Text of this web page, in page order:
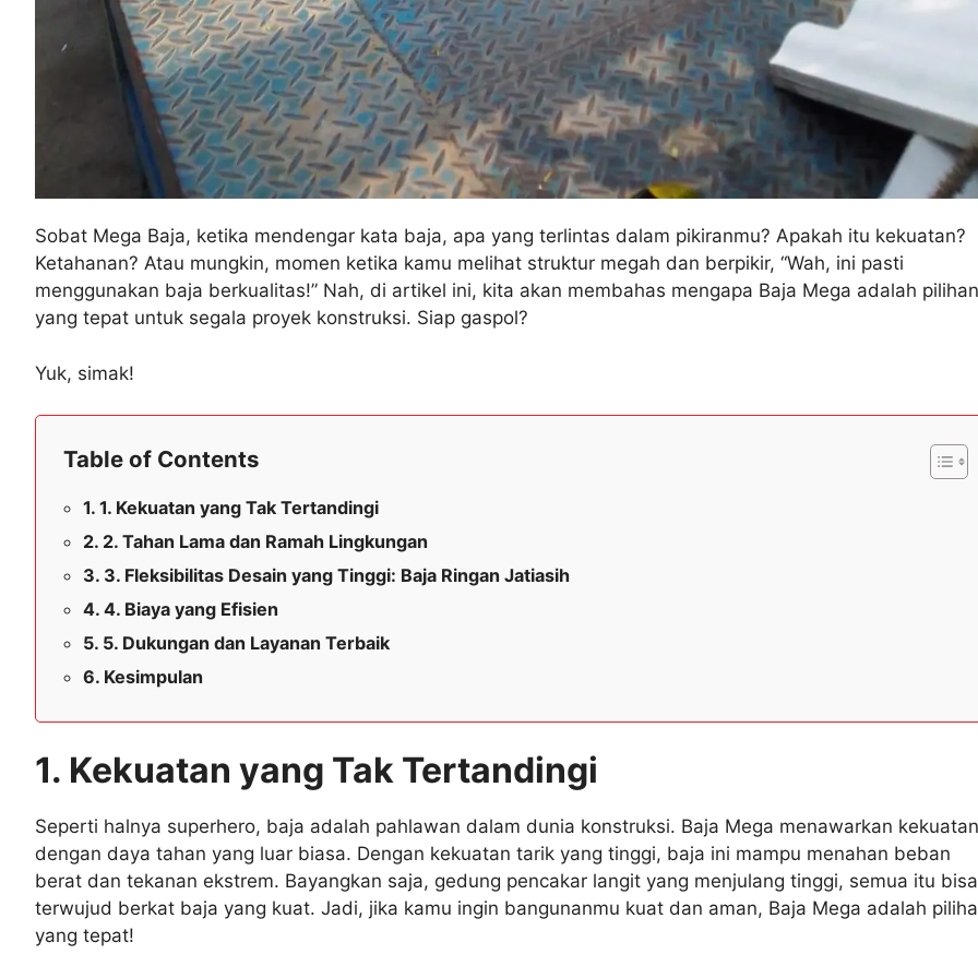
Sobat Mega Baja, ketika mendengar kata baja, apa yang terlintas dalam pikiranmu? Apakah itu kekuatan?
Ketahanan? Atau mungkin, momen ketika kamu melihat struktur megah dan berpikir, “Wah, ini pasti
menggunakan baja berkualitas!” Nah, di artikel ini, kita akan membahas mengapa Baja Mega adalah pilihan
yang tepat untuk segala proyek konstruksi. Siap gaspol?
Yuk, simak!
Table of Contents
1. Kekuatan yang Tak Tertandingi
2. Tahan Lama dan Ramah Lingkungan
3. Fleksibilitas Desain yang Tinggi: Baja Ringan Jatiasih
4. Biaya yang Efisien
5. Dukungan dan Layanan Terbaik
Kesimpulan
1. Kekuatan yang Tak Tertandingi
Seperti halnya superhero, baja adalah pahlawan dalam dunia konstruksi. Baja Mega menawarkan kekuatan
dengan daya tahan yang luar biasa. Dengan kekuatan tarik yang tinggi, baja ini mampu menahan beban
berat dan tekanan ekstrem. Bayangkan saja, gedung pencakar langit yang menjulang tinggi, semua itu bisa
terwujud berkat baja yang kuat. Jadi, jika kamu ingin bangunanmu kuat dan aman, Baja Mega adalah
yang tepat!